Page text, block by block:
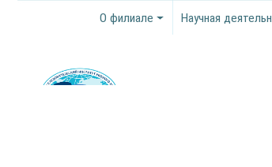
О филиале Научная